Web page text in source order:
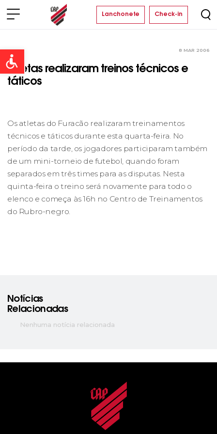
Open toolbar
Lanchonete Check-in
8 MAR 2006
Atletas realizaram treinos técnicos e
táticos
Os atletas do Furacão realizaram treinamentos
técnicos e táticos durante esta quarta-feira. No
período da tarde, os jogadores participaram também
de um mini-torneio de futebol, quando foram
separados em três times para as disputas. Nesta
quinta-feira o treino será novamente para todo o
elenco e começa às 16h no Centro de Treinamentos
do Rubro-negro.
Notícias
Relacionadas
Nenhuma notícia relacionada